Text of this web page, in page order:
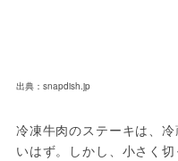
出典：snapdish.jp
冷凍牛肉のステーキは、
いはず。しかし、小さく